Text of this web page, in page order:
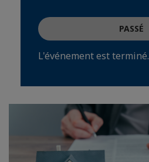
PASSÉ
L'événement est terminé.